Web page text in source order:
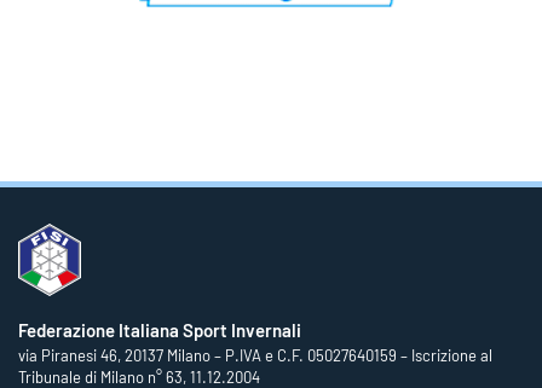
Federazione Italiana Sport Invernali
via Piranesi 46, 20137 Milano – P.IVA e C.F. 05027640159 – Iscrizione al
Tribunale di Milano n° 63, 11.12.2004